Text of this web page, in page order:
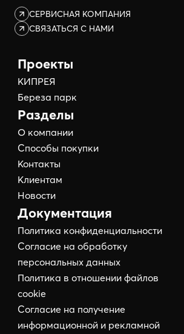
СЕРВИСНАЯ КОМПАНИЯ
СВЯЗАТЬСЯ С НАМИ
Проекты
КИПРЕЯ
Береза парк
Разделы
О компании
Способы покупки
Контакты
Клиентам
Новости
Документация
Политика конфиденциальности
Согласие на обработку
персональных данных
Политика в отношении файлов
cookie
Согласие на получение
информационной и рекламной